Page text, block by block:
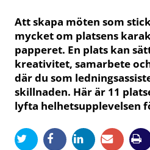
Att skapa möten som
mycket om platsens
papperet. En plats kan
kreativitet, samarbete
där du som
skillnaden. Här är 11
lyfta helhetsupplevelsen